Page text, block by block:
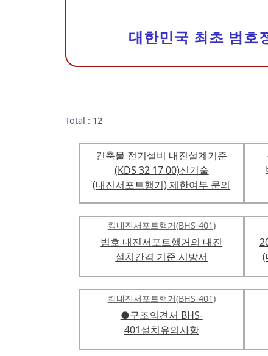
대한민국 최초 범호
Total : 12
건축물 전기설비 내진설계기준
(KDS 32 17 00)신기술
(내진서포트행거) 제한여부 문의
킹내진서포트행거(BHS-401)
범호 내진서포트행거의 내진
설치간격 기준 시방서
킹내진서포트행거(BHS-401)
●구조의견서 BHS-
401설치유의사항